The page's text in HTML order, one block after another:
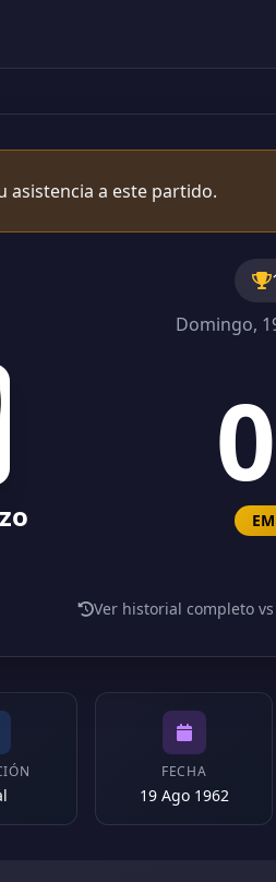
asistencia a este partido.
Domingo,
0
Ver historial completo
FECHA
19 Ago 1962